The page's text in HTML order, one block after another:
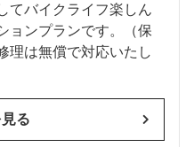
てバイクライフ楽しん
ョンプランです。（保
理は無償で対応いたし
る